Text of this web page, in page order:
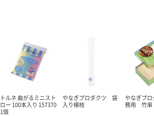
トルネ 曲がるミニスト
ロー 100本入り 157370
1個
やなぎプロダクツ 袋
入り楊枝
やなぎプ
務用 竹串